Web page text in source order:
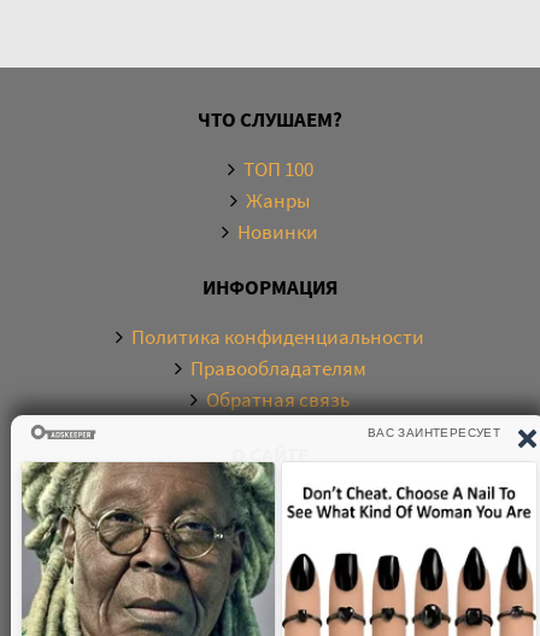
ЧТО СЛУШАЕМ?
ТОП 100
Жанры
Новинки
ИНФОРМАЦИЯ
Политика конфиденциальности
Правообладателям
Обратная связь
Электронная библиотека аудиокниг. Более 20000
аудиокниг в хорошем качестве. Слушайте аудиокниги
бесплатно онлайн и без регистрации. По любым